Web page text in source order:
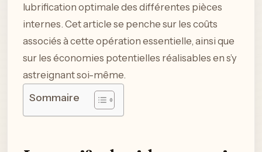
lubrification optimale des différentes pièces
internes. Cet article se penche sur les coûts
associés à cette opération essentielle, ainsi que
sur les économies potentielles réalisables en s’y
astreignant soi-même.
Sommaire